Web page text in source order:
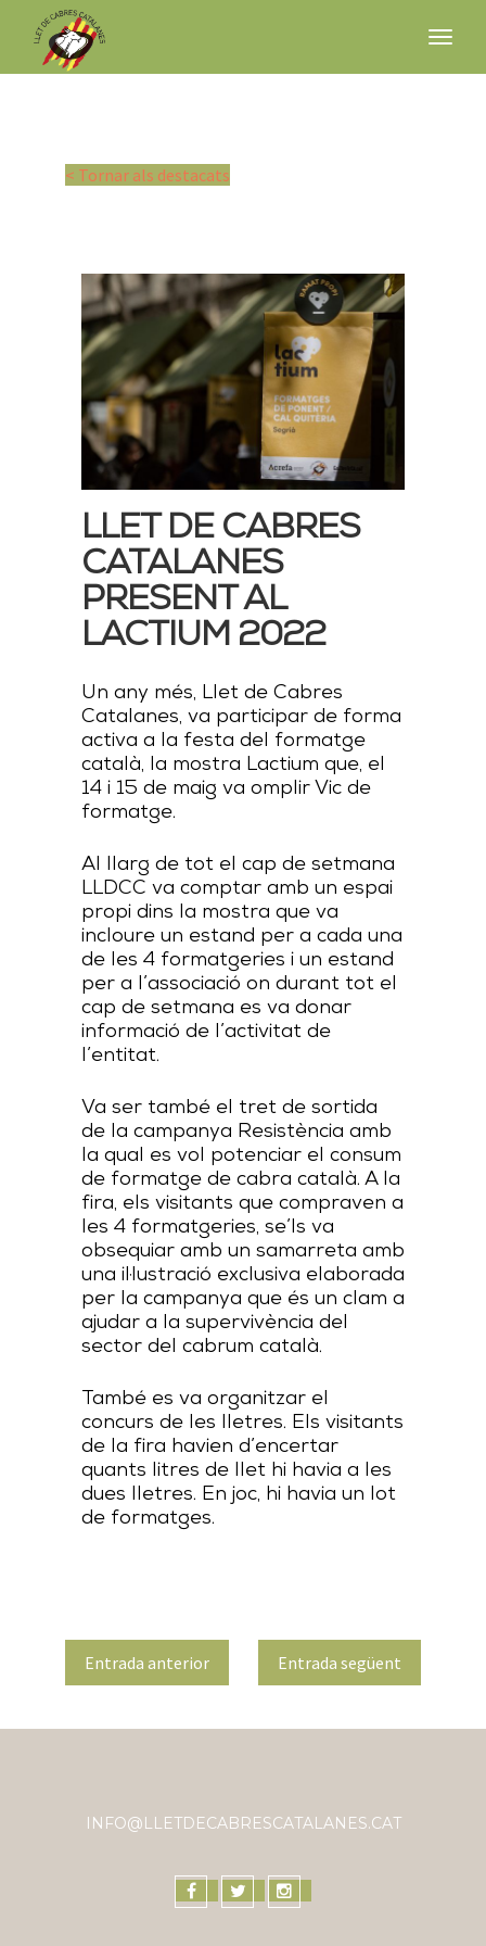
< Tornar als destacats
LLET DE CABRES
CATALANES
PRESENT AL
LACTIUM 2022
Un any més, Llet de Cabres
Catalanes, va participar de forma
activa a la festa del formatge
català, la mostra Lactium que, el
14 i 15 de maig va omplir Vic de
formatge.
Al llarg de tot el cap de setmana
LLDCC va comptar amb un espai
propi dins la mostra que va
incloure un estand per a cada una
de les 4 formatgeries i un estand
per a l’associació on durant tot el
cap de setmana es va donar
informació de l’activitat de
l’entitat.
Va ser també el tret de sortida
de la campanya Resistència amb
la qual es vol potenciar el consum
de formatge de cabra català. A la
fira, els visitants que compraven a
les 4 formatgeries, se’ls va
obsequiar amb un samarreta amb
una il·lustració exclusiva elaborada
per la campanya que és un clam a
ajudar a la supervivència del
sector del cabrum català.
També es va organitzar el
concurs de les lletres. Els visitants
de la fira havien d’encertar
quants litres de llet hi havia a les
dues lletres. En joc, hi havia un lot
de formatges.
Entrada anterior Entrada següent
INFO@LLETDECABRESCATALANES.CAT